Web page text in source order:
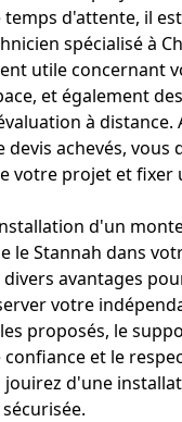
temps d'attente, il
spécialisé à
utile concernant
et également
à distance.
devis achevés, vous
votre projet et fixer
d'un
le Stannah dans
divers avantages
votre
proposés, le
et le
jouirez d'une